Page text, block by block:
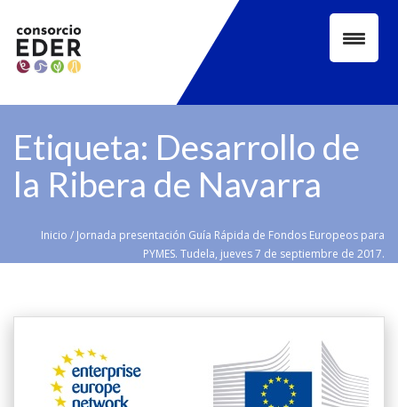
content
Etiqueta: Desarrollo de
la Ribera de Navarra
Inicio / Jornada presentación Guía Rápida de Fondos Europeos para
PYMES. Tudela, jueves 7 de septiembre de 2017.